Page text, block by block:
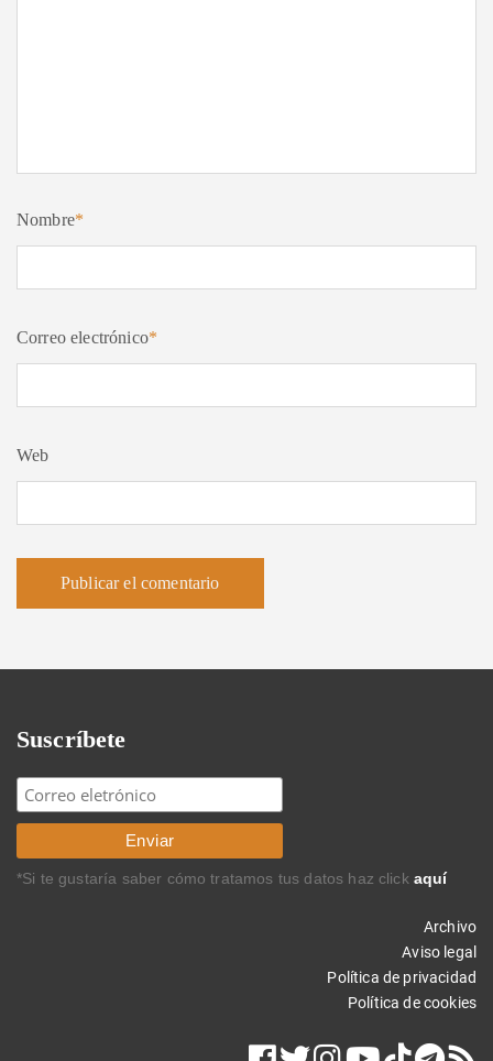
Nombre*
Correo electrónico*
Web
Suscríbete
*Si te gustaría saber cómo tratamos tus datos haz click aquí
Archivo
Aviso legal
Política de privacidad
Política de cookies